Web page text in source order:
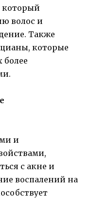
который
волос и
Также
которые
более
и
с акне и
воспалений на